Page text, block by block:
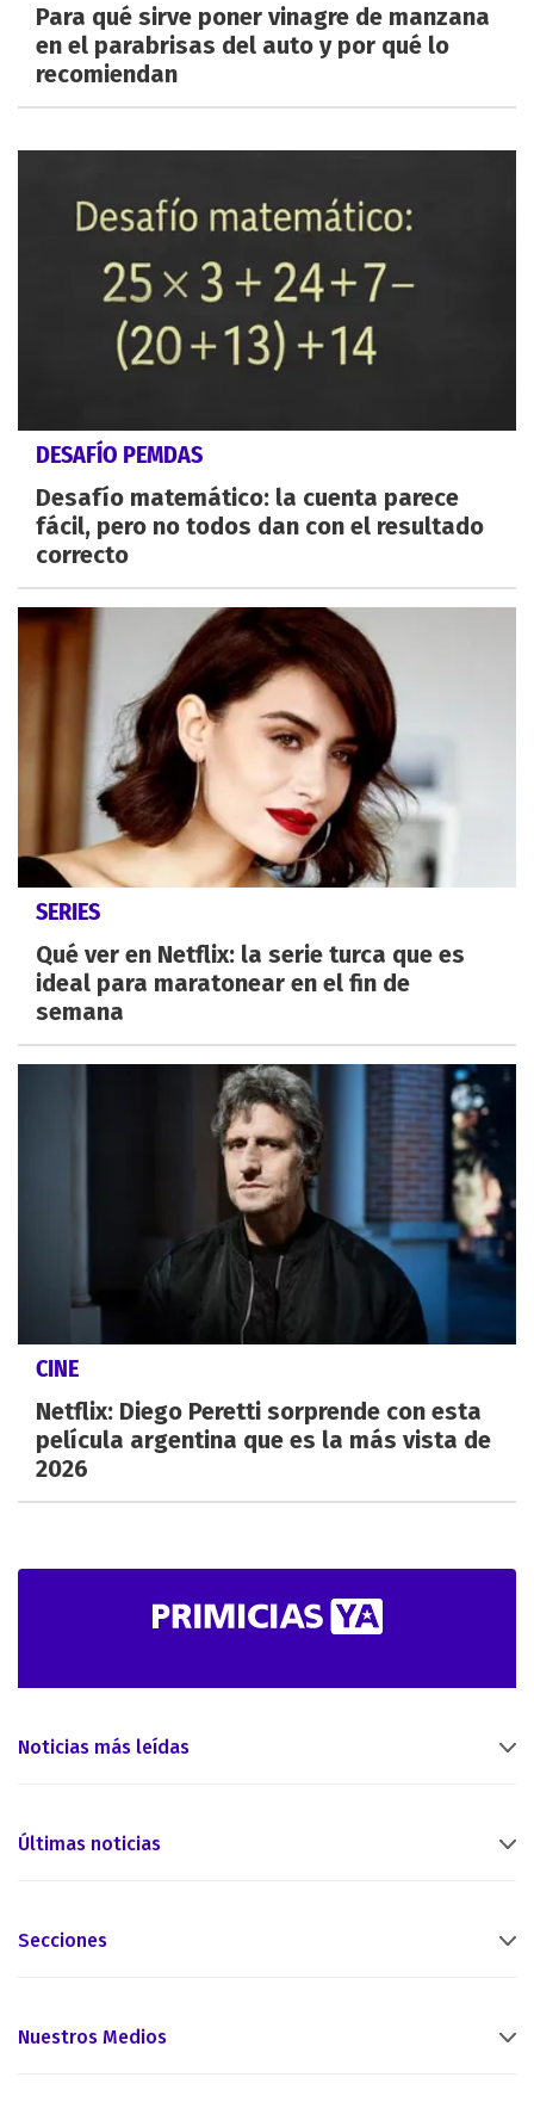
Para qué sirve poner vinagre de manzana
en el parabrisas del auto y por qué lo
recomiendan
DESAFÍO PEMDAS
Desafío matemático: la cuenta parece
fácil, pero no todos dan con el resultado
correcto
SERIES
Qué ver en Netflix: la serie turca que es
ideal para maratonear en el fin de
semana
CINE
Netflix: Diego Peretti sorprende con esta
película argentina que es la más vista de
2026
Noticias más leídas
Últimas noticias
Secciones
Nuestros Medios